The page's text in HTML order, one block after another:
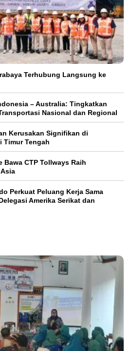
Terhubung Langsung ke
– Australia: Tingkatkan
Nasional dan Regional
Kerusakan Signifikan di
Timur Tengah
CTP Tollways Raih
Perkuat Peluang Kerja Sama
Amerika Serikat dan